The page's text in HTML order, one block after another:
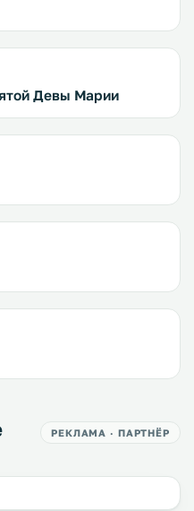
Девы Марии
РЕКЛАМА · ПАРТНЁР